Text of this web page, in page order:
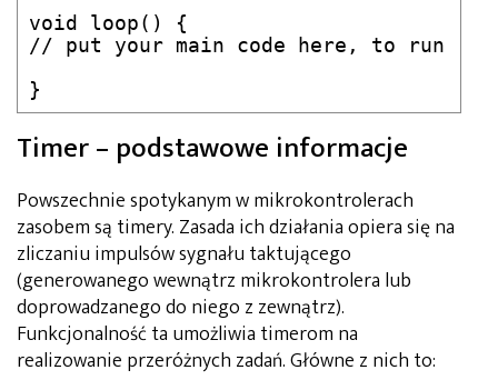
void loop() {
// put your main code here, to run
}
Timer – podstawowe informacje
Powszechnie spotykanym w mikrokontrolerach
zasobem są timery. Zasada ich działania opiera się na
zliczaniu impulsów sygnału taktującego
(generowanego wewnątrz mikrokontrolera lub
doprowadzanego do niego z zewnątrz).
Funkcjonalność ta umożliwia timerom na
realizowanie przeróżnych zadań. Główne z nich to: